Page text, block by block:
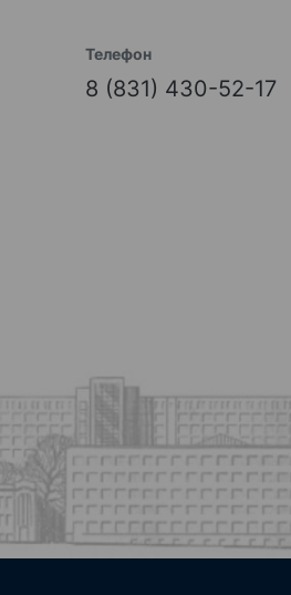
Телефон
8 (831) 430-52-17